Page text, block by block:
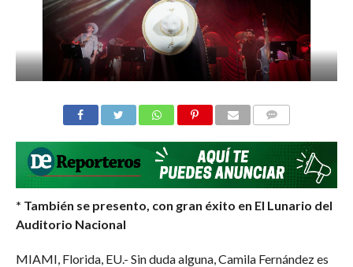
* También se presento, con gran éxito en El Lunario del
Auditorio Nacional
MIAMI, Florida, EU.- Sin duda alguna, Camila Fernández es